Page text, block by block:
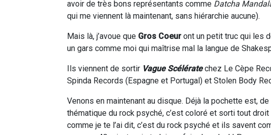
avoir de très bons représentants comme Datcha
qui me viennent là maintenant, sans hiérarchie aucune).
Mais là, j’avoue que Gros Coeuront un petit truc qui les
un gars comme moi qui maîtrise mal la langue de
Ils viennent de sortir Vague Scélératechez Le Cèpe
Spinda Records (Espagne et Portugal) et Stolen Body
Venons en maintenant au disque. Déjà la pochette est,
thématique du rock psyché, c’est coloré et sorti tout
comme je te l’ai dit, c’est du rock psyché et ils savent